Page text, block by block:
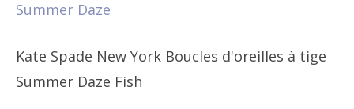
Kate Spade New York Boucles d'oreilles à tige
Summer Daze Fish